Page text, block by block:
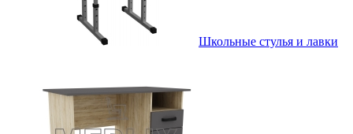
Школьные стулья и лавки